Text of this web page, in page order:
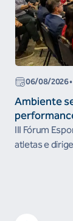
06/08/2026
Ambiente
III Fórum
atletas e